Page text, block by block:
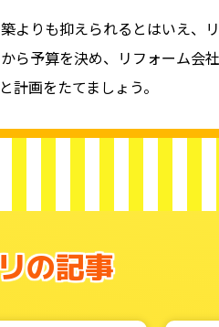
よりも抑えられるとはいえ、
ら予算を決め、リフォーム会
画をたてましょう。
の記事